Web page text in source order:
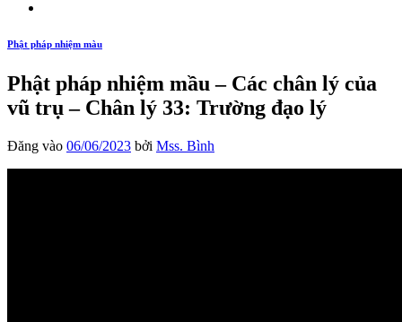
Phật pháp nhiệm màu
Phật pháp nhiệm mầu – Các chân lý của
vũ trụ – Chân lý 33: Trường đạo lý
Đăng vào 06/06/2023 bởi Mss. Bình